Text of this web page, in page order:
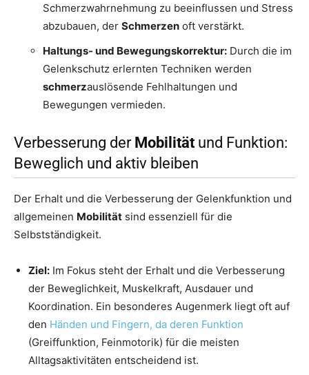
Schmerzwahrnehmung zu beeinflussen und Stress
abzubauen, der Schmerzen oft verstärkt.
Haltungs- und Bewegungskorrektur: Durch die im
Gelenkschutz erlernten Techniken werden
schmerzauslösende Fehlhaltungen und
Bewegungen vermieden.
Verbesserung der Mobilität und Funktion:
Beweglich und aktiv bleiben
Der Erhalt und die Verbesserung der Gelenkfunktion und
allgemeinen Mobilität sind essenziell für die
Selbstständigkeit.
Ziel: Im Fokus steht der Erhalt und die Verbesserung
der Beweglichkeit, Muskelkraft, Ausdauer und
Koordination. Ein besonderes Augenmerk liegt oft auf
den Händen und Fingern, da deren Funktion
(Greiffunktion, Feinmotorik) für die meisten
Alltagsaktivitäten entscheidend ist.